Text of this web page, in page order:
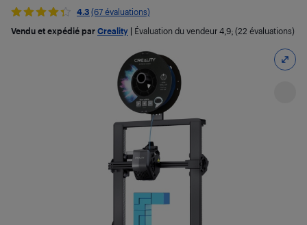
4.3 (67 évaluations)
Vendu et expédié par Creality Évaluation du vendeur 4,9; (22 évaluations)